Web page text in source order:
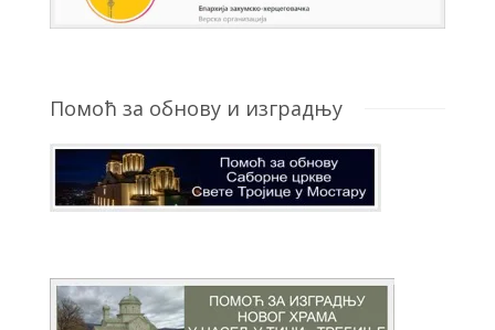
Помоћ за обнову и изградњу